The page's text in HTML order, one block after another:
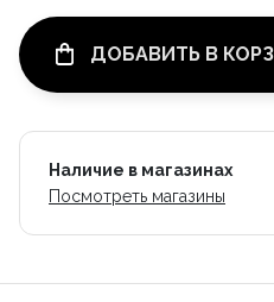
ДОБАВИТЬ В
Наличие в магазинах
Посмотреть магазины